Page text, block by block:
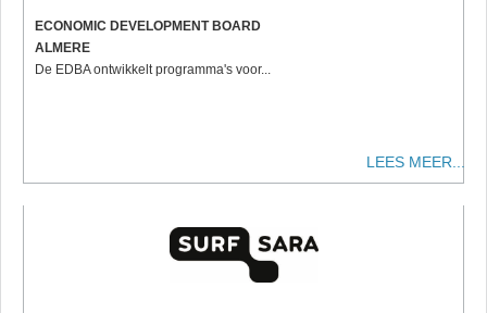
ECONOMIC DEVELOPMENT BOARD
ALMERE
De EDBA ontwikkelt programma's voor...
LEES MEER...